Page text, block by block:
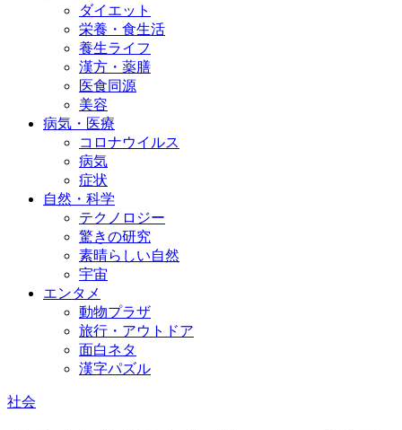
ダイエット
栄養・食生活
養生ライフ
漢方・薬膳
医食同源
美容
病気・医療
コロナウイルス
病気
症状
自然・科学
テクノロジー
驚きの研究
素晴らしい自然
宇宙
エンタメ
動物プラザ
旅行・アウトドア
面白ネタ
漢字パズル
社会